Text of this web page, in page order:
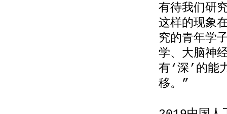
有待我们研
这样的现象
究的青年学
学、大脑神
有‘深’的能
移。”